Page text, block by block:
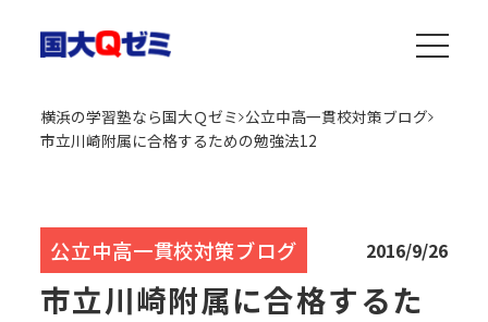
横浜の学習塾なら国大Ｑゼミ 公立中高一貫校対策ブログ
市立川崎附属に合格するための勉強法12
公立中高一貫校対策ブログ 2016/9/26
市立川崎附属に合格するた